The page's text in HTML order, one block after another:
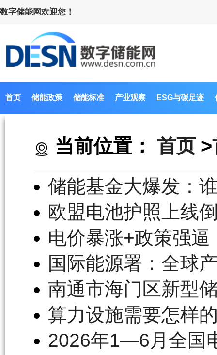
数字储能网欢迎您！
首页 储能政策 储能标准 产业观察 ESG与碳足迹
当前位置： 首页 >
储能基金大爆发：
欧盟电池护照上线
电价暴涨+政策强
国际能源署：全球
南通市海门区新型
算力设施需要怎样
2026年1—6月全国